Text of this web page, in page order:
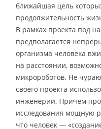
ближайшая цель
продолжительность
В рамках проекта под
предполагается
организма человека
на расстоянии,
микророботов. Не
своего проекта
инженерии. Причём
исследования мощную
что человек —